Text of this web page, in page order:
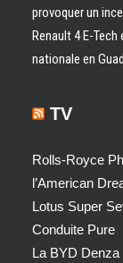
provoquer un
Renault 4 E-
nationale en
TV
Rolls-Royce
l’American
Lotus Super
Conduite Pure
La BYD